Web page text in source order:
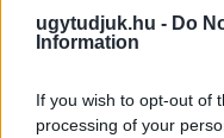
ugytudjuk.hu - Do
Information
If you wish to opt-out of
processing of your